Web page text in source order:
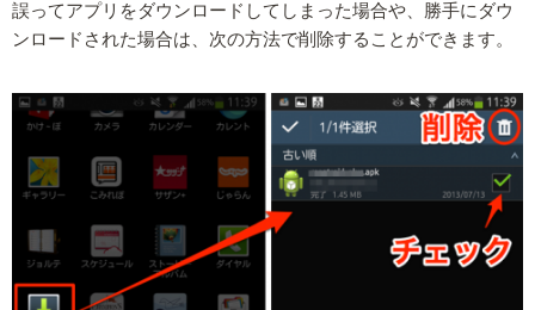
誤ってアプリをダウンロードしてしまった場合や、勝手にダウ
ンロードされた場合は、次の方法で削除することができます。